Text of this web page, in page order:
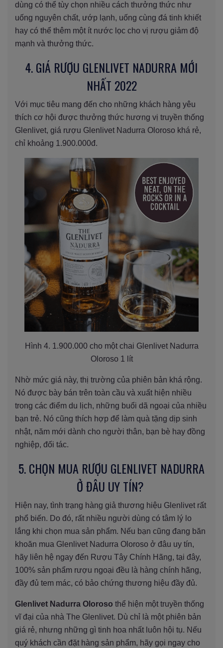
dùng có thể tùy chọn nhiều cách thưởng thức như
uống nguyên chất, ướp lạnh, uống cùng đá tinh khiết
hay có thể thêm một ít nước lọc cho vị rượu giảm độ
mạnh và thưởng thức.
4. GIÁ RƯỢU GLENLIVET NADURRA MỚI
NHẤT 2022
Với mục tiêu mang đến cho những khách hàng yêu
thích cơ hội được thưởng thức hương vị truyền thống
Glenlivet, giá rượu Glenlivet Nadurra Oloroso khá rẻ,
chỉ khoảng 1.900.000đ.
Hình 4. 1.900.000 cho một chai Glenlivet Nadurra
Oloroso 1 lít
Nhờ mức giá này, thị trường của phiên bản khá rộng.
Nó được bày bán trên toàn cầu và xuất hiện nhiều
trong các điểm du lịch, những buổi dã ngoại của nhiều
bạn trẻ. Nó cũng thích hợp để làm quà tặng dịp sinh
nhật, năm mới dành cho người thân, bạn bè hay đồng
nghiệp, đối tác.
5. CHỌN MUA RƯỢU GLENLIVET NADURRA
Ở ĐÂU UY TÍN?
Hiện nay, tình trạng hàng giả thương hiệu Glenlivet rất
phổ biến. Do đó, rất nhiều người dùng có tâm lý lo
lắng khi chọn mua sản phẩm. Nếu bạn cũng đang băn
khoăn mua Glenlivet Nadurra Oloroso ở đâu uy tín,
hãy liên hệ ngay đến Rượu Tây Chính Hãng, tại đây,
100% sản phẩm rượu ngoại đều là hàng chính hãng,
đầy đủ tem mác, có bảo chứng thương hiệu đầy đủ.
Glenlivet Nadurra Oloroso thể hiện một truyền thống
vĩ đại của nhà The Glenlivet. Dù chỉ là một phiên bản
giá rẻ, nhưng những gì tinh hoa nhất luôn hội tụ. Nếu
quý khách cần đặt hàng sản phẩm, hãy gọi ngay cho